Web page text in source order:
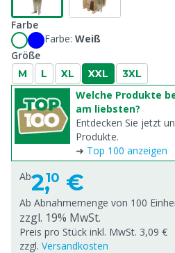
Farbe
Farbe: Weiß
Größe
M L XL XXL 3XL
Welche Produkte
am liebsten?
Entdecken Sie jetzt
Produkte.
➜ Top 100 anzeigen
Ab2,10 €
Ab Abnahmemenge von 100
zzgl. 19% MwSt.
Preis pro Stück inkl. MwSt. 3,09 €
zzgl. Versandkosten